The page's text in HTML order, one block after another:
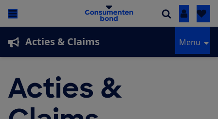
Inloggen
Acties & Claims Menu
Acties &